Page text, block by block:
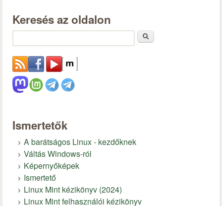
Keresés az oldalon
Ismertetők
A barátságos Linux - kezdőknek
Váltás Windows-ról
Képernyőképek
Ismertető
Linux Mint kézikönyv (2024)
Linux Mint felhasználói kézikönyv